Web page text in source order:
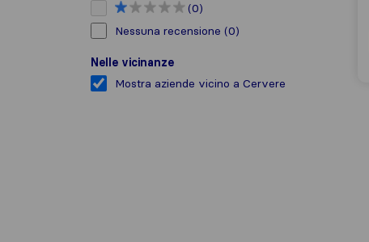
(0)
Nessuna recensione (0)
Nelle vicinanze
Mostra aziende vicino a Cervere